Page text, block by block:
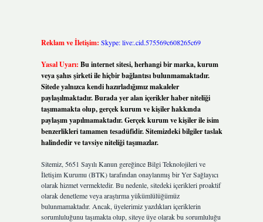
Reklam ve İletişim: Skype: live:.cid.575569c608265c69
Yasal Uyarı: Bu internet sitesi, herhangi bir marka, kurum
veya şahıs şirketi ile hiçbir bağlantısı bulunmamaktadır.
Sitede yalnızca kendi hazırladığımız makaleler
paylaşılmaktadır. Burada yer alan içerikler haber niteliği
taşımamakta olup, gerçek kurum ve kişiler hakkında
paylaşım yapılmamaktadır. Gerçek kurum ve kişiler ile isim
benzerlikleri tamamen tesadüfidir. Sitemizdeki bilgiler taslak
halindedir ve tavsiye niteliği taşımazlar.
Sitemiz, 5651 Sayılı Kanun gereğince Bilgi Teknolojileri ve
İletişim Kurumu (BTK) tarafından onaylanmış bir Yer Sağlayıcı
olarak hizmet vermektedir. Bu nedenle, sitedeki içerikleri proaktif
olarak denetleme veya araştırma yükümlülüğümüz
bulunmamaktadır. Ancak, üyelerimiz yazdıkları içeriklerin
sorumluluğunu taşımakta olup, siteye üye olarak bu sorumluluğu